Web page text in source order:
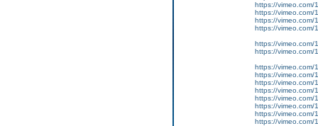
https://vimeo.com/
https://vimeo.com/
https://vimeo.com/
https://vimeo.com/
https://vimeo.com/
https://vimeo.com/
https://vimeo.com/
https://vimeo.com/
https://vimeo.com/
https://vimeo.com/
https://vimeo.com/
https://vimeo.com/
https://vimeo.com/
https://vimeo.com/